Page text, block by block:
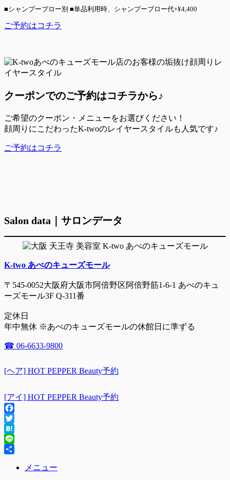
■シャンプーブロー別 ■単品利用時、シャンプーブロー代+¥4,400
ご予約はコチラ
クーポンでのご予約はコチラから♪
ご希望のクーポン・メニューをお選びください！
顔周りにこだわったK-twoのレイヤースタイルも人気です♪
ご予約はコチラ
Salon data｜サロンデータ
K-two あべのキューズモール
〒545-0052大阪府大阪市阿倍野区阿倍野筋1-6-1 あべのキュ
ーズモール3F Q-311番
定休日
年中無休 ※あべのキューズモールの休館日に準ずる
☎ 06-6633-9800
[ヘア] HOT PEPPER Beauty予約
[アイ] HOT PEPPER Beauty予約
Facebook
Twitter
Hatena
Line
メニュー